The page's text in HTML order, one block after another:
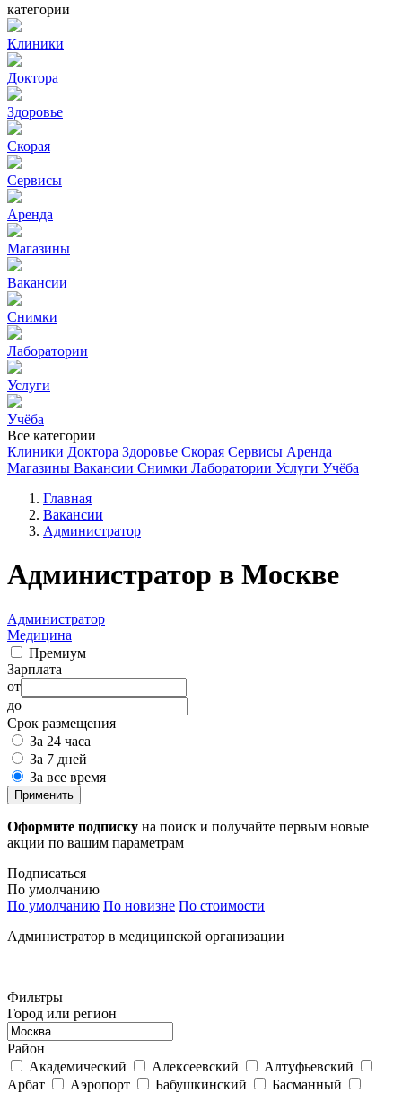
категории
Клиники
Доктора
Здоровье
Скорая
Сервисы
Аренда
Магазины
Вакансии
Снимки
Лаборатории
Услуги
Учёба
Все категории
Клиники Доктора Здоровье Скорая Сервисы Аренда
Магазины Вакансии Снимки Лаборатории Услуги Учёба
Главная
Вакансии
Администратор
Администратор в Москве
Администратор
Медицина
Премиум
Зарплата
от
до
Срок размещения
За 24 часа
За 7 дней
За все время
Применить
Оформите подписку на поиск и получайте первым новые
акции по вашим параметрам
Подписаться
По умолчанию
По умолчанию По новизне По стоимости
Администратор в медицинской организации
Фильтры
Город или регион
Район
Академический
Алексеевский
Алтуфьевский
Арбат
Аэропорт Бабушкинский
Басманный